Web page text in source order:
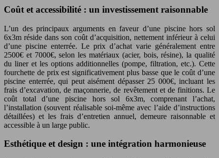
Coût et accessibilité : un investissement raisonnable
L’un des principaux arguments en faveur d’une piscine hors sol
6x3m réside dans son coût d’acquisition, nettement inférieur à celui
d’une piscine enterrée. Le prix d’achat varie généralement entre
2500€ et 7000€, selon les matériaux (acier, bois, résine), la qualité
du liner et les options additionnelles (pompe, filtration, etc.). Cette
fourchette de prix est significativement plus basse que le coût d’une
piscine enterrée, qui peut aisément dépasser 25 000€, incluant les
frais d’excavation, de maçonnerie, de revêtement et de finitions. Le
coût total d’une piscine hors sol 6x3m, comprenant l’achat,
l’installation (souvent réalisable soi-même avec l’aide d’instructions
détaillées) et les frais d’entretien annuel, demeure raisonnable et
accessible à un large public.
Esthétique et design : une intégration harmonieuse